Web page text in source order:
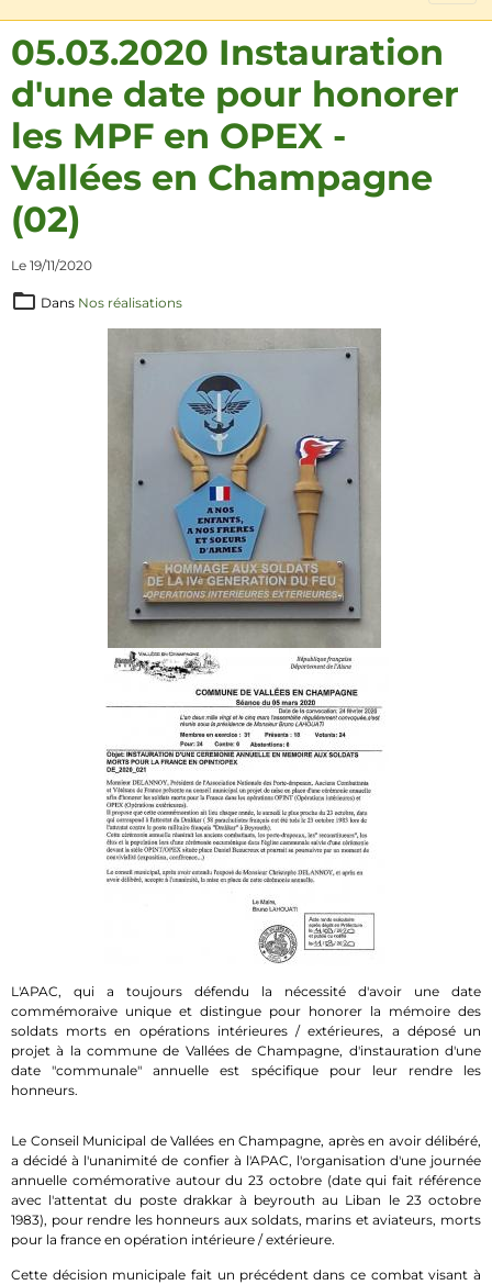
05.03.2020 Instauration
d'une date pour honorer
les MPF en OPEX -
Vallées en Champagne
(02)
Le 19/11/2020
Dans Nos réalisations
L'APAC, qui a toujours défendu la nécessité d'avoir une date
commémoraive unique et distingue pour honorer la mémoire des
soldats morts en opérations intérieures / extérieures, a déposé un
projet à la commune de Vallées de Champagne, d'instauration d'une
date "communale" annuelle est spécifique pour leur rendre les
honneurs.
Le Conseil Municipal de Vallées en Champagne, après en avoir délibéré,
a décidé à l'unanimité de confier à l'APAC, l'organisation d'une journée
annuelle comémorative autour du 23 octobre (date qui fait référence
avec l'attentat du poste drakkar à beyrouth au Liban le 23 octobre
1983), pour rendre les honneurs aux soldats, marins et aviateurs, morts
pour la france en opération intérieure / extérieure.
Cette décision municipale fait un précédent dans ce combat visant à